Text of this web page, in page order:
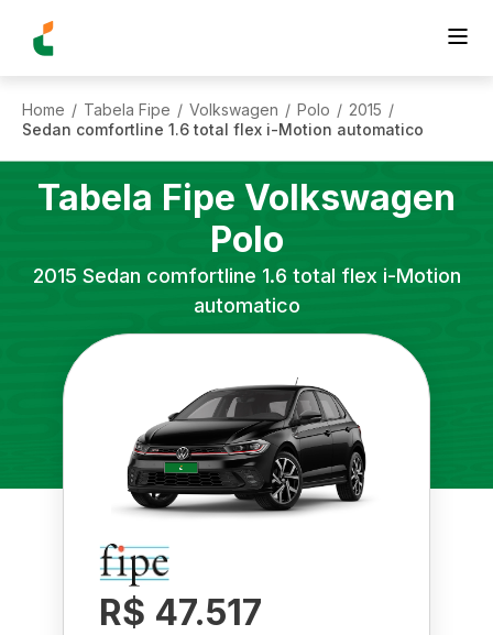
Home / Tabela Fipe / Volkswagen / Polo / 2015 /
Sedan comfortline 1.6 total flex i-Motion automatico
Tabela Fipe Volkswagen
Polo
2015 Sedan comfortline 1.6 total flex i-Motion
automatico
R$ 47.517